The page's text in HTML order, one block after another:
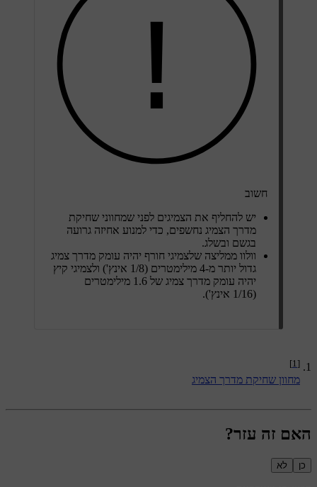
חשוב
יש להחליף את הצמיגים לפני שמחווני שחיקת
מדרך הצמיג נחשפים, כדי למנוע אחיזה גרועה
בגשם ובשלג.
וולוו ממליצה שלצמיגי חורף יהיה עומק מדרך צמיג
גדול יותר מ-4 מילימטרים (1/8 אינץ') ולצמיגי קיץ
יהיה עומק מדרך צמיג של 1.6 מילימטרים
(1/16 אינץ').
[1]
מחוון שחיקת מדרך הצמיג
האם זה עזר?
כן לא